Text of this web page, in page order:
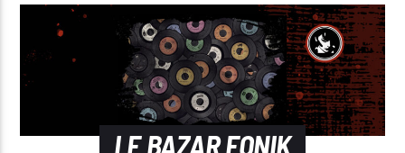
LE BAZAR FONIK